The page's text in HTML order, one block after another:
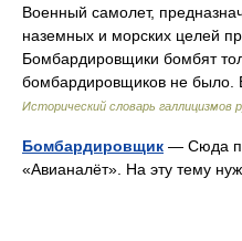
Военный самолет,
наземных и морских целей
Бомбардировщики бомбят
бомбардировщиков не было.
Исторический словарь галлицизмов
Бомбардировщик — Сюда
«Авианалёт». На эту тему